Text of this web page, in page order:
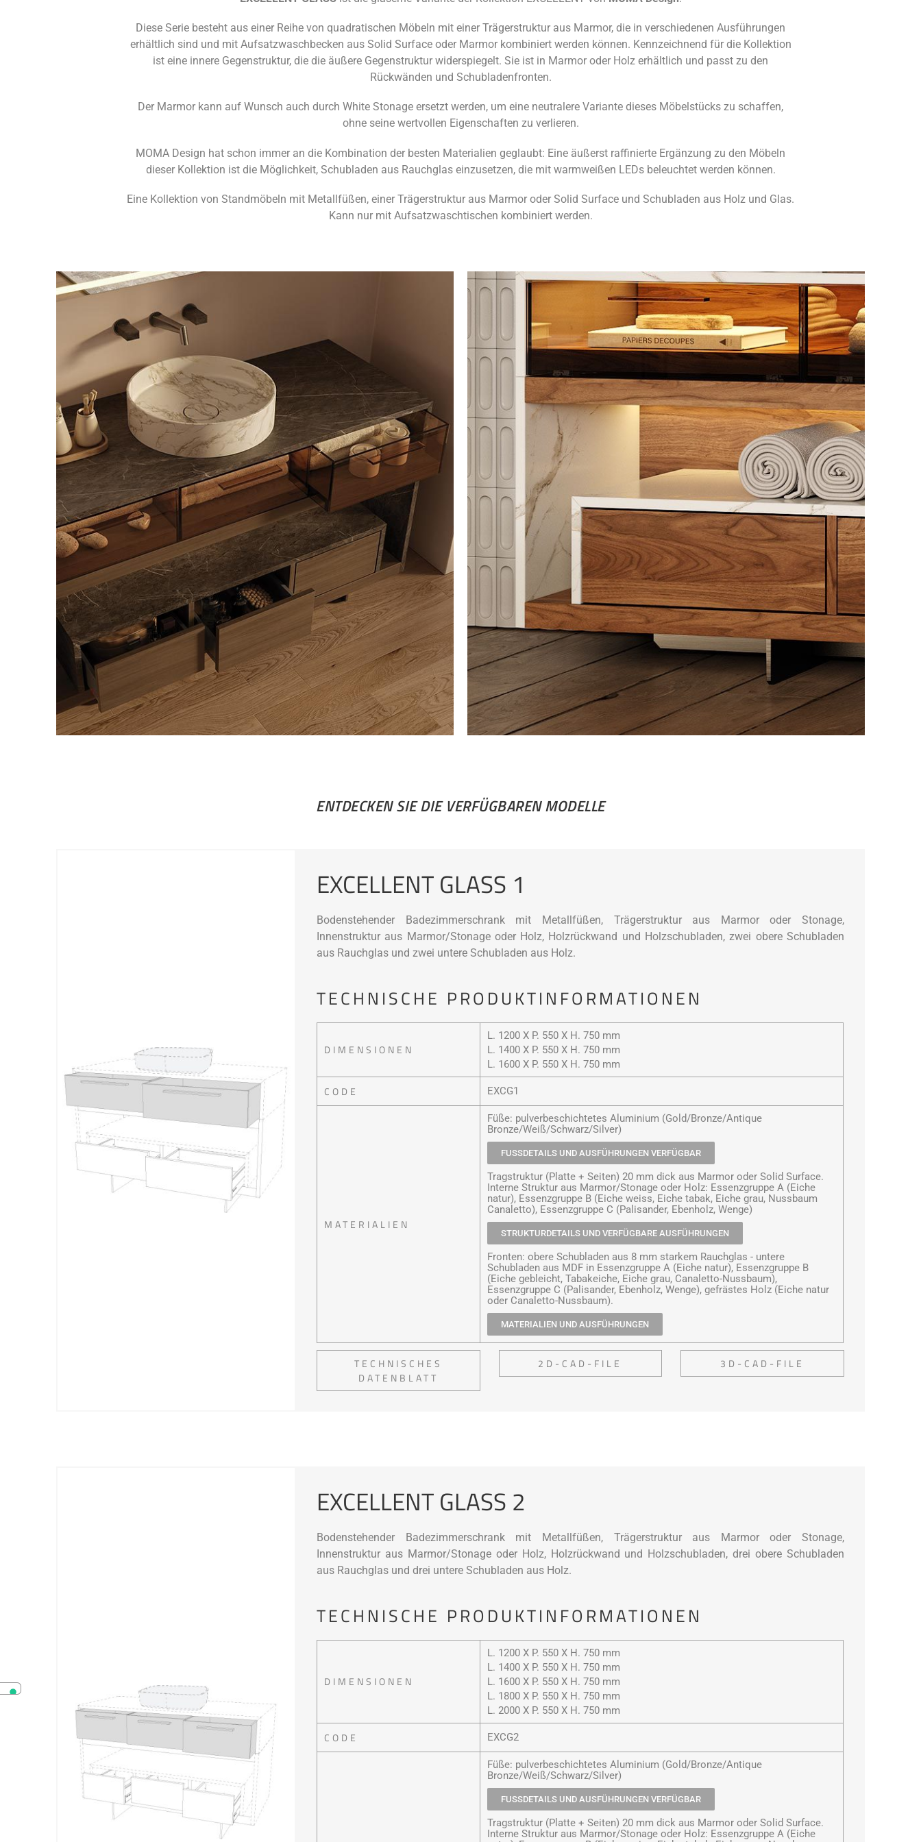
Diese Serie besteht aus einer Reihe von quadratischen Möbeln mit einer Trägerstruktur aus Marmor, die in verschiedenen Ausführungen
erhältlich sind und mit Aufsatzwaschbecken aus Solid Surface oder Marmor kombiniert werden können. Kennzeichnend für die Kollektion
ist eine innere Gegenstruktur, die die äußere Gegenstruktur widerspiegelt. Sie ist in Marmor oder Holz erhältlich und passt zu den
Rückwänden und Schubladenfronten.
Der Marmor kann auf Wunsch auch durch White Stonage ersetzt werden, um eine neutralere Variante dieses Möbelstücks zu schaffen,
ohne seine wertvollen Eigenschaften zu verlieren.
MOMA Design hat schon immer an die Kombination der besten Materialien geglaubt: Eine äußerst raffinierte Ergänzung zu den Möbeln
dieser Kollektion ist die Möglichkeit, Schubladen aus Rauchglas einzusetzen, die mit warmweißen LEDs beleuchtet werden können.
Eine Kollektion von Standmöbeln mit Metallfüßen, einer Trägerstruktur aus Marmor oder Solid Surface und Schubladen aus Holz und Glas.
Kann nur mit Aufsatzwaschtischen kombiniert werden.
ENTDECKEN SIE DIE VERFÜGBAREN MODELLE
EXCELLENT GLASS 1
Bodenstehender Badezimmerschrank mit Metallfüßen, Trägerstruktur aus Marmor oder Stonage,
Innenstruktur aus Marmor/Stonage oder Holz, Holzrückwand und Holzschubladen, zwei obere Schubladen
aus Rauchglas und zwei untere Schubladen aus Holz.
TECHNISCHE PRODUKTINFORMATIONEN
DIMENSIONEN
L. 1200 X P. 550 X H. 750 mm
L. 1400 X P. 550 X H. 750 mm
L. 1600 X P. 550 X H. 750 mm
CODE EXCG1
MATERIALIEN
Füße: pulverbeschichtetes Aluminium (Gold/Bronze/Antique
Bronze/Weiß/Schwarz/Silver)
FUSSDETAILS UND AUSFÜHRUNGEN VERFÜGBAR
Tragstruktur (Platte + Seiten) 20 mm dick aus Marmor oder Solid Surface.
Interne Struktur aus Marmor/Stonage oder Holz: Essenzgruppe A (Eiche
natur), Essenzgruppe B (Eiche weiss, Eiche tabak, Eiche grau, Nussbaum
Canaletto), Essenzgruppe C (Palisander, Ebenholz, Wenge)
STRUKTURDETAILS UND VERFÜGBARE AUSFÜHRUNGEN
Fronten: obere Schubladen aus 8 mm starkem Rauchglas - untere
Schubladen aus MDF in Essenzgruppe A (Eiche natur), Essenzgruppe B
(Eiche gebleicht, Tabakeiche, Eiche grau, Canaletto-Nussbaum),
Essenzgruppe C (Palisander, Ebenholz, Wenge), gefrästes Holz (Eiche natur
oder Canaletto-Nussbaum).
MATERIALIEN UND AUSFÜHRUNGEN
TECHNISCHES
DATENBLATT
2D-CAD-FILE 3D-CAD-FILE
EXCELLENT GLASS 2
Bodenstehender Badezimmerschrank mit Metallfüßen, Trägerstruktur aus Marmor oder Stonage,
Innenstruktur aus Marmor/Stonage oder Holz, Holzrückwand und Holzschubladen, drei obere Schubladen
aus Rauchglas und drei untere Schubladen aus Holz.
TECHNISCHE PRODUKTINFORMATIONEN
DIMENSIONEN
L. 1200 X P. 550 X H. 750 mm
L. 1400 X P. 550 X H. 750 mm
L. 1600 X P. 550 X H. 750 mm
L. 1800 X P. 550 X H. 750 mm
L. 2000 X P. 550 X H. 750 mm
CODE EXCG2
Füße: pulverbeschichtetes Aluminium (Gold/Bronze/Antique
Bronze/Weiß/Schwarz/Silver)
FUSSDETAILS UND AUSFÜHRUNGEN VERFÜGBAR
Tragstruktur (Platte + Seiten) 20 mm dick aus Marmor oder Solid Surface.
Interne Struktur aus Marmor/Stonage oder Holz: Essenzgruppe A (Eiche